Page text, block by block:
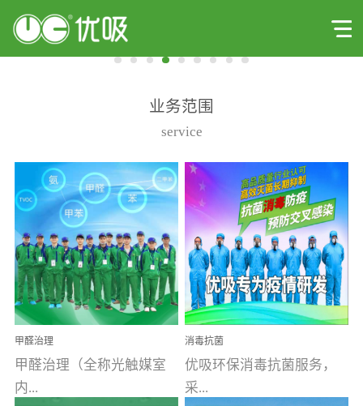
业务范围
service
甲醛治理
甲醛治理（全称光触媒室
内...
消毒抗菌
优吸环保消毒抗菌服务，
采...